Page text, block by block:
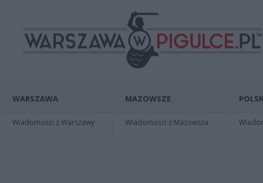
WARSZAWA
Wiadomości z Warszawy
MAZOWSZE
Wiadomości z Mazowsza